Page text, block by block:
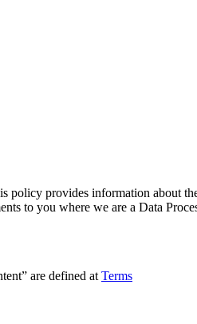
provides information about
to you where we are a Data
are defined at Terms